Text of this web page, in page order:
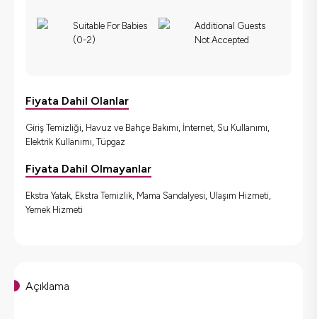
Suitable For Babies
(0-2)
Additional Guests
Not Accepted
Fiyata Dahil Olanlar
Giriş Temizliği, Havuz ve Bahçe Bakımı, İnternet, Su Kullanımı,
Elektrik Kullanımı, Tüpgaz
Fiyata Dahil Olmayanlar
Ekstra Yatak, Ekstra Temizlik, Mama Sandalyesi, Ulaşım Hizmeti,
Yemek Hizmeti
Açıklama